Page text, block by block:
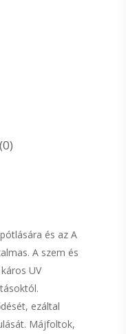
és az A
A szem és
UV
ezáltal
Májfoltok,